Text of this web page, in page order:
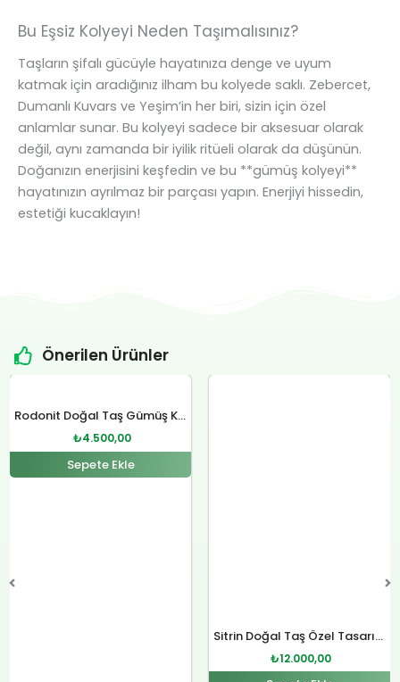
Bu Eşsiz Kolyeyi Neden Taşımalısınız?
Taşların şifalı gücüyle hayatınıza denge ve uyum
katmak için aradığınız ilham bu kolyede saklı. Zebercet,
Dumanlı Kuvars ve Yeşim’in her biri, sizin için özel
anlamlar sunar. Bu kolyeyi sadece bir aksesuar olarak
değil, aynı zamanda bir iyilik ritüeli olarak da düşünün.
Doğanızın enerjisini keşfedin ve bu **gümüş kolyeyi**
hayatınızın ayrılmaz bir parçası yapın. Enerjiyi hissedin,
estetiği kucaklayın!
Önerilen Ürünler
Rodonit Doğal Taş Gümüş Kolye
₺4.800,00.
₺4.500,00
₺4.500,00.
Sepete Ekle
Sitrin Doğal Taş Özel Tasarım Gümüş Kolye
₺12.000,00